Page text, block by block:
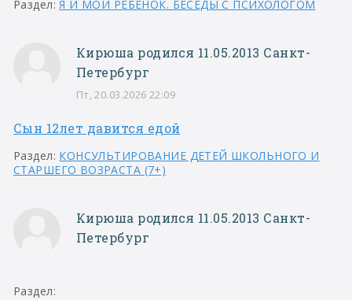
Раздел:Я И МОЙ РЕБЕНОК. БЕСЕДЫ С ПСИХОЛОГОМ
Кирюша родился 11.05.2013 Санкт-
Петербург
Пт, 20.03.2026 22:09
Сын 12лет давится едой
Раздел: КОНСУЛЬТИРОВАНИЕ ДЕТЕЙ ШКОЛЬНОГО И
СТАРШЕГО ВОЗРАСТА (7+)
Кирюша родился 11.05.2013 Санкт-
Петербург
Раздел: